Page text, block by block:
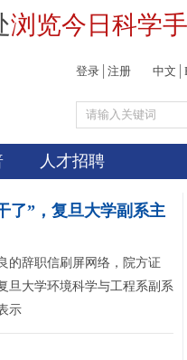
浏览今日科学手
登录 注册 中文
人才招聘
了”，复旦大学副系主
的辞职信刷屏网络，院方证
旦大学环境科学与工程系副系
示